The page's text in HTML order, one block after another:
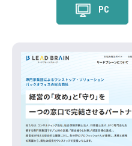
PC